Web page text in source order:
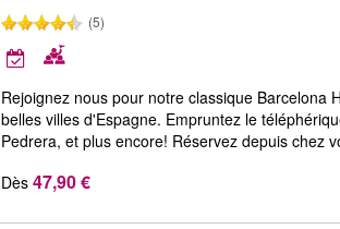
(5)
Rejoignez nous pour notre classique Barcelona
belles villes d'Espagne. Empruntez le
Pedrera, et plus encore! Réservez depuis chez
Dès 47,90 €